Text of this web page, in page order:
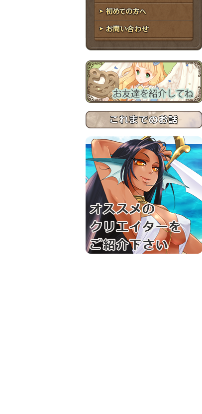
戦闘マニュアル
初めての方へ
お問い合わせ